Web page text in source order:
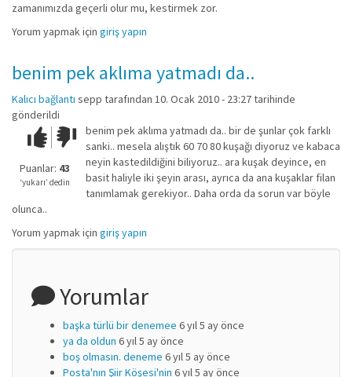
zamanımızda geçerli olur mu, kestirmek zor.
Yorum yapmak için giriş yapın
benim pek aklıma yatmadı da..
Kalıcı bağlantı sepp tarafından 10. Ocak 2010 - 23:27 tarihinde
gönderildi
Çok iyi!O
kadar
iyi
değil!
Puanlar: 43
‘yukarı’ dedin
benim pek aklıma yatmadı da.. bir de şunlar çok farklı
sanki.. mesela alıştık 60 70 80 kuşağı diyoruz ve kabaca
neyin kastedildiğini biliyoruz.. ara kuşak deyince, en
basit haliyle iki şeyin arası, ayrıca da ana kuşaklar filan
tanımlamak gerekiyor.. Daha orda da sorun var böyle
olunca..
Yorum yapmak için giriş yapın
Yorumlar
başka türlü bir denemee 6 yıl 5 ay önce
ya da oldun 6 yıl 5 ay önce
boş olmasın. deneme 6 yıl 5 ay önce
Posta'nın Şiir Köşesi'nin 6 yıl 5 ay önce